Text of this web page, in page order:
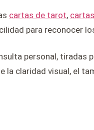
cartas de tarot,
para reconocer
personal,
claridad visual, el